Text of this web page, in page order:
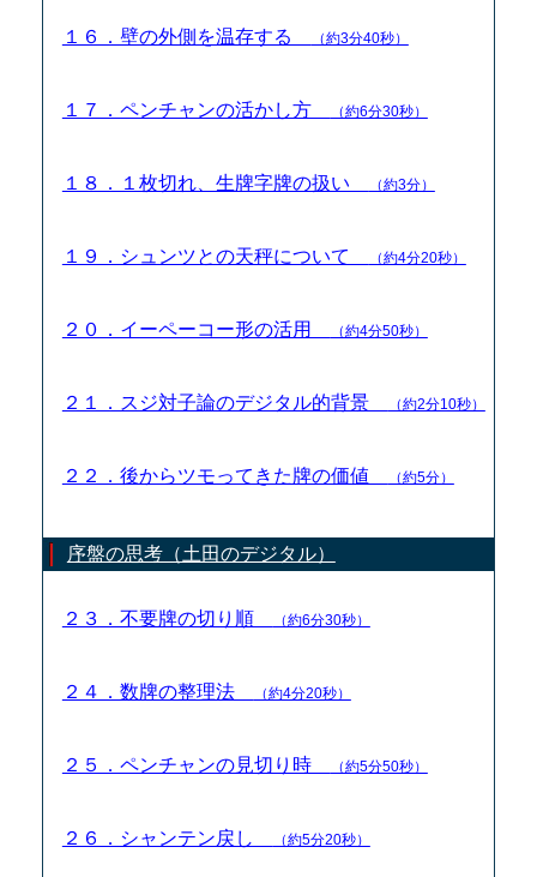
１６．壁の外側を温存する （約3分40秒）
１７．ペンチャンの活かし方 （約6分30秒）
１８．１枚切れ、生牌字牌の扱い （約3分）
１９．シュンツとの天秤について （約4分20秒）
２０．イーペーコー形の活用 （約4分50秒）
２１．スジ対子論のデジタル的背景 （約2分10秒）
２２．後からツモってきた牌の価値 （約5分）
序盤の思考（土田のデジタル）
２３．不要牌の切り順 （約6分30秒）
２４．数牌の整理法 （約4分20秒）
２５．ペンチャンの見切り時 （約5分50秒）
２６．シャンテン戻し （約5分20秒）